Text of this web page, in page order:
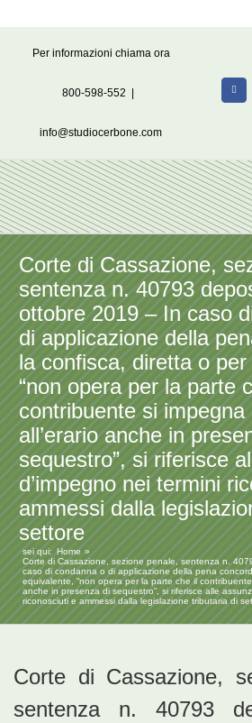
Per informazioni chiama ora
800-598-552
info@studiocerbone.com
Corte di Cassazione,
sentenza n. 40793
ottobre 2019 – In caso
di applicazione della
la confisca, diretta o
“non opera per la parte
contribuente si impegna
all’erario anche in
sequestro”, si riferisce
d’impegno nei termini
ammessi dalla
settore
sei qui:
Home
Corte di Cassazione, sezione penale, sentenza n.
caso di condanna o di applicazione della pena
equivalente, “non opera per la parte che il
anche in presenza di sequestro”, si riferisce alle
riconosciuti e ammessi dalla legislazione tributaria di
Corte di Cassazione,
sentenza n. 40793